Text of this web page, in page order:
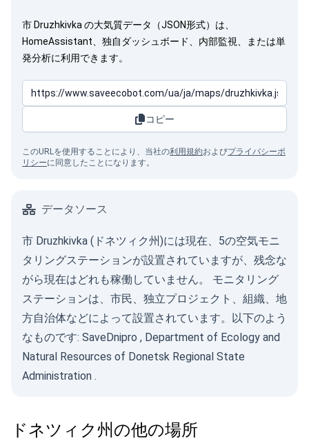
市 Druzhkivka の大気質データ（JSON形式）は、
HomeAssistant、独自ダッシュボード、内部監視、または単
発分析に利用できます。
コピー
このURLを使用することにより、当社の利用規約およびプライバシーポ
リシーに同意したことになります。
データソース
市 Druzhkivka (ドネツィク州)には現在、5の空気モニ
タリングステーションが設置されていますが、残念な
がら現在はどれも稼働していません。 モニタリング
ステーションは、市民、独立プロジェクト、組織、地
方自治体などによって設置されています。以下のよう
なものです: SaveDnipro , Department of Ecology and
Natural Resources of Donetsk Regional State
Administration .
ドネツィク州の他の場所